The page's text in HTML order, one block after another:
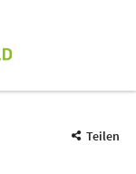
Teilen